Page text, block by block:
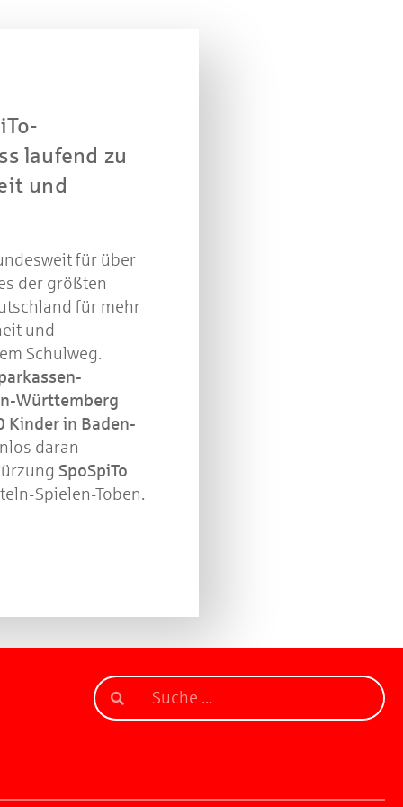
laufend zu
und
für über
der größten
für mehr
und
Schulweg.
Württemberg
Kinder in Baden-
daran
SpoSpiTo
Spielen-Toben.